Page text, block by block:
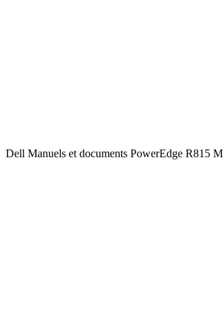
Dell Manuels et documents PowerEdge R815